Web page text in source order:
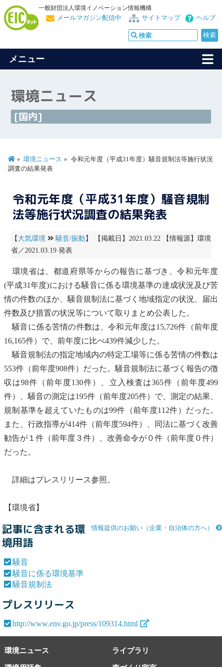
一般財団法人環境イノベーション情報機構
ヘルプ
サイトマップ
メールマガジン配信中
メニュー
環境ニュース
[国内]
環境ニュース
令和元年度（平成31年度）騒音規制法等施行状況
調査の結果発表
令和元年度（平成31年度）騒音規制
法等施行状況調査の結果発表
【 大気環境 騒音/振動 】 【掲載日】2021.03.22 【情報源】環境
省／2021.03.19 発表
環境省は、都道府県等からの報告に基づき、令和元年度
(平成31年度)における騒音に係る環境基準の達成状況及び苦
情の件数のほか、 騒音規制法に基づく地域指定の状況、届出
件数及び措置の状況等について取りまとめ公表した。
騒音に係る苦情の件数は、令和元年度は15,726件（前年度
16,165件）で、前年度に比べ439件減少した。
騒音規制法の指定地域内の特定工場等に係る苦情の件数は
553件（前年度908件）だった。 騒音規制法に基づく報告の徴
収は98件（前年度130件）、立入検査は365件（前年度499
件）、 騒音の測定は195件（前年度205件）で、測定の結果、
規制基準を超えていたものは99件（前年度112件）だった。
また、行政指導が414件（前年度594件）、同法に基づく改善
勧告が１件（前年度３件）、改善命令が０件（前年度０件）
だった。
詳細はプレスリリース参照。
【環境省】
情報提供のお願い（企業・自治体の方へ）
記事に含まれる環
境用語
騒音
騒音に係る環境基準
騒音規制法
プレスリリース
http://www.env.go.jp/press/109314.html
環境ニュース ライブラリ